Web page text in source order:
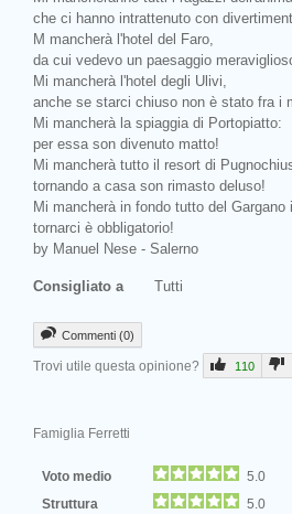
che ci hanno intrattenuto con
M mancherà l'hotel del Faro,
da cui vedevo un paesaggio
Mi mancherà l'hotel degli Ulivi,
anche se starci chiuso non è stato fra i
Mi mancherà la spiaggia di Portopiatto:
per essa son divenuto matto!
Mi mancherà tutto il resort di
tornando a casa son rimasto deluso!
Mi mancherà in fondo tutto del Gargano
tornarci è obbligatorio!
by Manuel Nese - Salerno
Consigliato a Tutti
Commenti (0)
Trovi utile questa opinione? 110
Famiglia Ferretti
Voto medio
5.0
Struttura
5.0